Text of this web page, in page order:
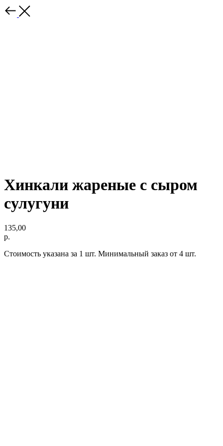
Хинкали жареные с сыром
сулугуни
135,00
р.
Стоимость указана за 1 шт. Минимальный заказ от 4 шт.